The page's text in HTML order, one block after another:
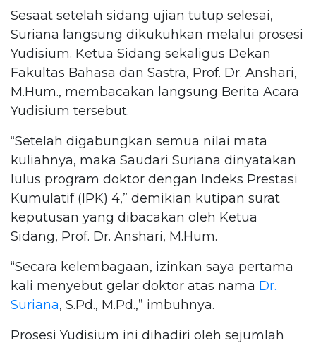
Sesaat setelah sidang ujian tutup selesai,
Suriana langsung dikukuhkan melalui prosesi
Yudisium. Ketua Sidang sekaligus Dekan
Fakultas Bahasa dan Sastra, Prof. Dr. Anshari,
M.Hum., membacakan langsung Berita Acara
Yudisium tersebut.
“Setelah digabungkan semua nilai mata
kuliahnya, maka Saudari Suriana dinyatakan
lulus program doktor dengan Indeks Prestasi
Kumulatif (IPK) 4,” demikian kutipan surat
keputusan yang dibacakan oleh Ketua
Sidang, Prof. Dr. Anshari, M.Hum.
“Secara kelembagaan, izinkan saya pertama
kali menyebut gelar doktor atas nama Dr.
Suriana, S.Pd., M.Pd.,” imbuhnya.
Prosesi Yudisium ini dihadiri oleh sejumlah